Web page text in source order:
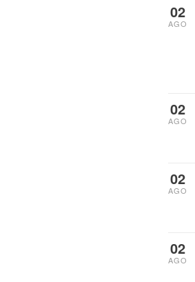
02
AGO
02
AGO
02
AGO
02
AGO